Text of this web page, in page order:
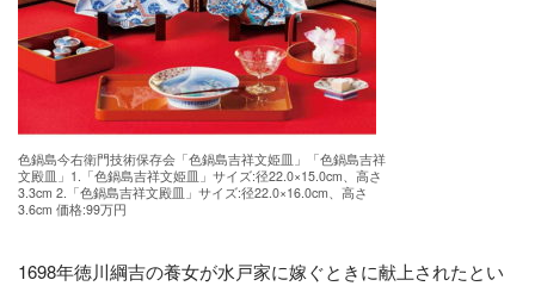
色鍋島今右衛門技術保存会「色鍋島吉祥文姫皿」「色鍋島吉祥
文殿皿」1.「色鍋島吉祥文姫皿」サイズ:径22.0×15.0cm、高さ
3.3cm 2.「色鍋島吉祥文殿皿」サイズ:径22.0×16.0cm、高さ
3.6cm 価格:99万円
1698年徳川綱吉の養女が水戸家に嫁ぐときに献上されたとい